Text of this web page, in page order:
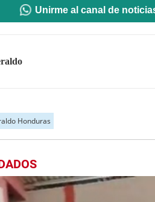
Unirme al canal de
Honduras